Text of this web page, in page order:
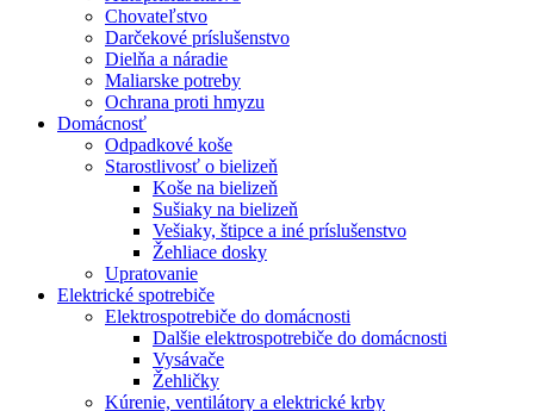
Chovateľstvo
Darčekové príslušenstvo
Dielňa a náradie
Maliarske potreby
Ochrana proti hmyzu
Domácnosť
Odpadkové koše
Starostlivosť o bielizeň
Koše na bielizeň
Sušiaky na bielizeň
Vešiaky, štipce a iné príslušenstvo
Žehliace dosky
Upratovanie
Elektrické spotrebiče
Elektrospotrebiče do domácnosti
Dalšie elektrospotrebiče do domácnosti
Vysávače
Žehličky
Kúrenie, ventilátory a elektrické krby